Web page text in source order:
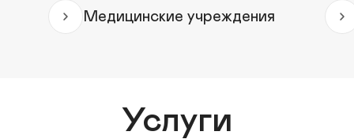
Медицинские учреждения
Услуги